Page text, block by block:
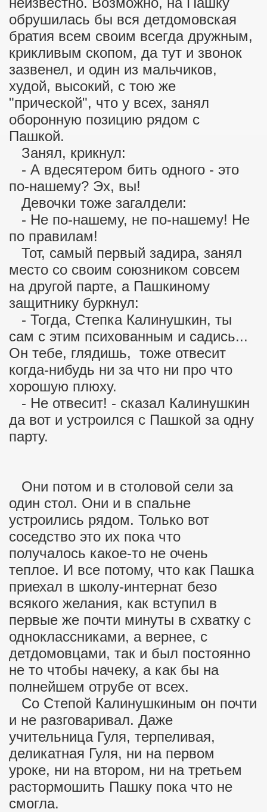
обрушилась бы вся детдомовская
братия всем своим всегда дружным,
крикливым скопом, да тут и звонок
зазвенел, и один из мальчиков,
худой, высокий, с тою же
"прической", что у всех, занял
оборонную позицию рядом с
Пашкой.
Занял, крикнул:
- А вдесятером бить одного - это
по-нашему? Эх, вы!
Девочки тоже загалдели:
- Не по-нашему, не по-нашему! Не
по правилам!
Тот, самый первый задира, занял
место со своим союзником совсем
на другой парте, а Пашкиному
защитнику буркнул:
- Тогда, Степка Калинушкин, ты
сам с этим психованным и садись...
Он тебе, глядишь, тоже отвесит
когда-нибудь ни за что ни про что
хорошую плюху.
- Не отвесит! - сказал Калинушкин
да вот и устроился с Пашкой за одну
парту.
Они потом и в столовой сели за
один стол. Они и в спальне
устроились рядом. Только вот
соседство это их пока что
получалось какое-то не очень
теплое. И все потому, что как Пашка
приехал в школу-интернат безо
всякого желания, как вступил в
первые же почти минуты в схватку с
одноклассниками, а вернее, с
детдомовцами, так и был постоянно
не то чтобы начеку, а как бы на
полнейшем отрубе от всех.
Со Степой Калинушкиным он почти
и не разговаривал. Даже
учительница Гуля, терпеливая,
деликатная Гуля, ни на первом
уроке, ни на втором, ни на третьем
растормошить Пашку пока что не
смогла.